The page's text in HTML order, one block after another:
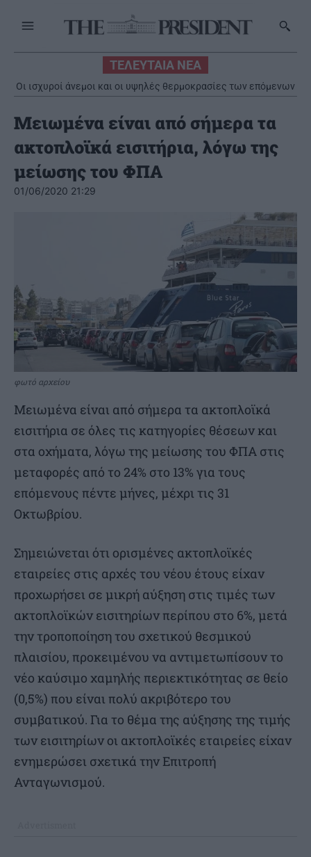
ΤΕΛΕΥΤΑΙΑ ΝΕΑ
Οι ισχυροί άνεμοι και οι υψηλές θερμοκρασίες των επόμενων
ημερών στο επίκεντρο συνεδρίασης της Επιτροπής Εκτίμησης
Μειωμένα είναι από σήμερα τα
ακτοπλοϊκά εισιτήρια, λόγω της
μείωσης του ΦΠΑ
01/06/2020 21:29
φωτό αρχείου
Μειωμένα είναι από σήμερα τα ακτοπλοϊκά
εισιτήρια σε όλες τις κατηγορίες θέσεων και
στα οχήματα, λόγω της μείωσης του ΦΠΑ στις
μεταφορές από το 24% στο 13% για τους
επόμενους πέντε μήνες, μέχρι τις 31
Οκτωβρίου.
Σημειώνεται ότι ορισμένες ακτοπλοϊκές
εταιρείες στις αρχές του νέου έτους είχαν
προχωρήσει σε μικρή αύξηση στις τιμές των
ακτοπλοϊκών εισιτηρίων περίπου στο 6%, μετά
την τροποποίηση του σχετικού θεσμικού
πλαισίου, προκειμένου να αντιμετωπίσουν το
νέο καύσιμο χαμηλής περιεκτικότητας σε θείο
(0,5%) που είναι πολύ ακριβότερο του
συμβατικού. Για το θέμα της αύξησης της τιμής
των εισιτηρίων οι ακτοπλοϊκές εταιρείες είχαν
ενημερώσει σχετικά την Επιτροπή
Ανταγωνισμού.